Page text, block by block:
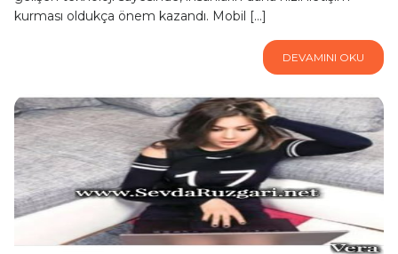
kurması oldukça önem kazandı. Mobil […]
DEVAMINI OKU